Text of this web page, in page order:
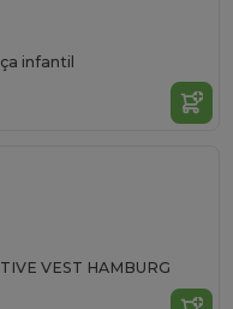
infantil
VEST HAMBURG